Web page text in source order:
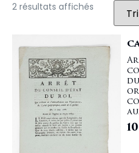
2 résultats affichés